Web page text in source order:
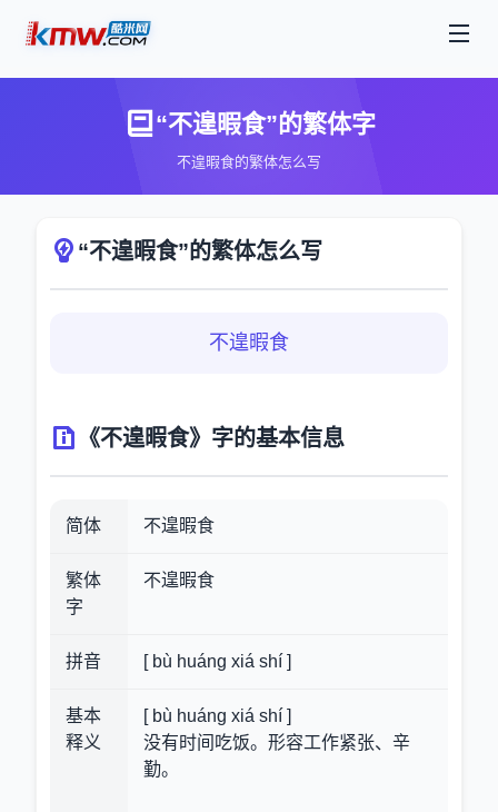
“不遑暇食”的繁体字
不遑暇食的繁体怎么写
“不遑暇食”的繁体怎么写
不遑暇食
《不遑暇食》字的基本信息
简体 不遑暇食
繁体
字
不遑暇食
拼音 [ bù huáng xiá shí ]
基本
释义
[ bù huáng xiá shí ]
没有时间吃饭。形容工作紧张、辛
勤。